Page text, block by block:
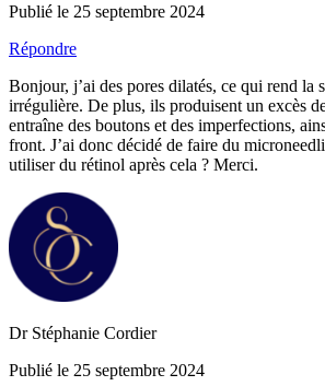
Publié le 25 septembre 2024
Répondre
Bonjour, j’ai des pores dilatés, ce qui rend la
irrégulière. De plus, ils produisent un excès
entraîne des boutons et des imperfections,
front. J’ai donc décidé de faire du
utiliser du rétinol après cela ? Merci.
Dr Stéphanie Cordier
Publié le 25 septembre 2024